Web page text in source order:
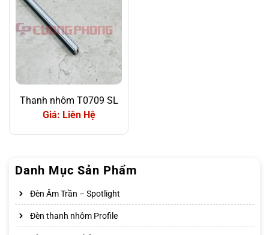
Danh Mục Sản Phẩm
Đèn Âm Trần – Spotlight
Đèn thanh nhôm Profile
Thanh nhôm T0709 SL
Giá: Liên Hệ